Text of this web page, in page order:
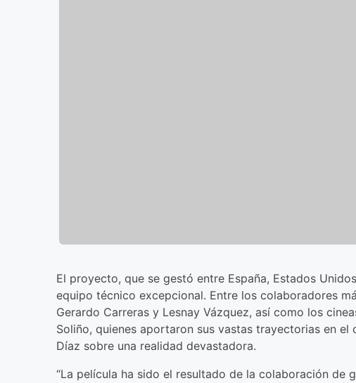
El proyecto, que se gestó entre España, Estados
equipo técnico excepcional. Entre los colaboradores
Gerardo Carreras y Lesnay Vázquez, así como los
Soliño, quienes aportaron sus vastas trayectorias en
Díaz sobre una realidad devastadora.
“La película ha sido el resultado de la colaboración de